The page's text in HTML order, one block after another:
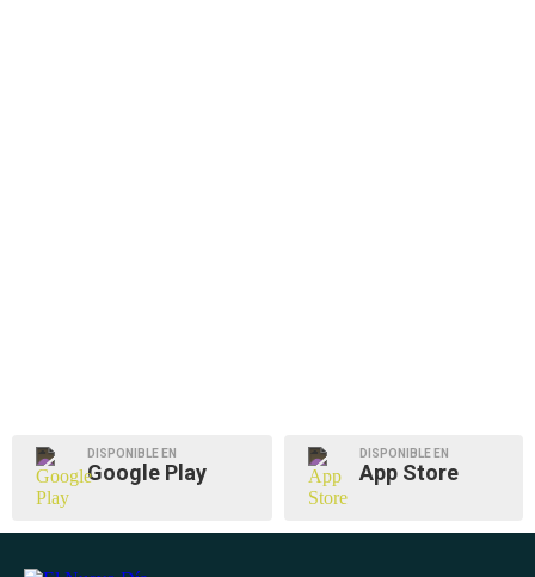
DISPONIBLE EN
Google Play
DISPONIBLE EN
App Store